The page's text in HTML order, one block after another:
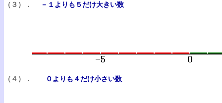
（３）． －１よりも５だけ大きい数
（４）． ０よりも４だけ小さい数